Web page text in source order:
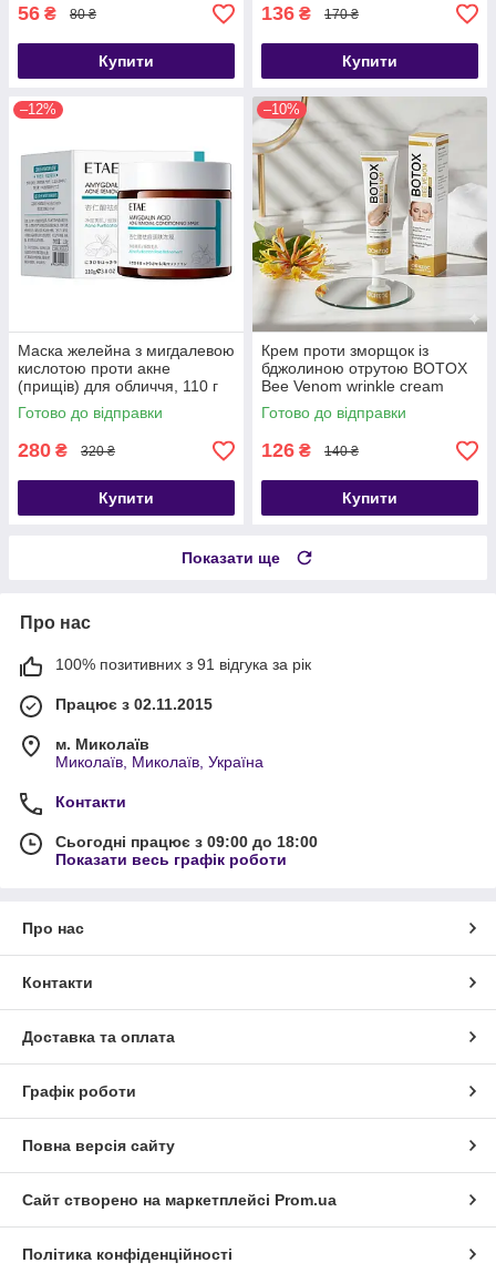
56 ₴ 80 ₴
Купити
136 ₴ 170 ₴
Купити
–12%
Маска желейна з мигдалевою
кислотою проти акне
(прищів) для обличчя, 110 г
Готово до відправки
280 ₴ 320 ₴
Купити
–10%
Крем проти зморщок із
бджолиною отрутою BOTOX
Bee Venom wrinkle cream
QCHZOC 20г
Готово до відправки
126 ₴ 140 ₴
Купити
Показати ще
Про нас
100% позитивних з 91 відгука за рік
Працює з 02.11.2015
м. Миколаїв
Миколаїв, Миколаїв, Україна
Контакти
Сьогодні працює з 09:00 до 18:00
Показати весь графік роботи
Про нас
Контакти
Доставка та оплата
Графік роботи
Повна версія сайту
Сайт створено на маркетплейсі Prom.ua
Політика конфіденційності